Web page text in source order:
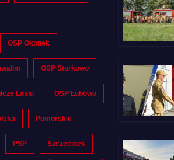
OSP Okonek
OSP Storkowo
Laski OSP Łubowo
Pomorskie
PSP Szczecinek